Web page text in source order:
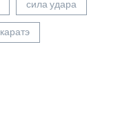
сила удара
каратэ